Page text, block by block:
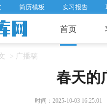
简历模板 实习报告
首页
> 广播稿
春天的
时间：2025-10-03 16:25:01